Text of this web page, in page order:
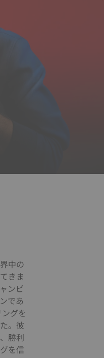
中の
きま
ンピ
であ
グを
。彼
勝利
を信